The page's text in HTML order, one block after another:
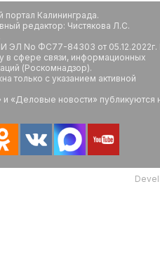
Калининграда.
редактор: Чистякова Л.С.
ЭЛ No ФС77-84303 от
в сфере связи, информационных
(Роскомнадзор).
только с указанием активной
«Деловые новости» публикуются